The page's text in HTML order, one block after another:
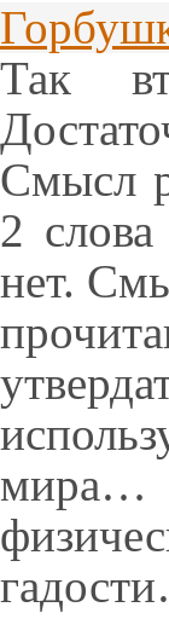
Так
Смысл
2
нет.
мира…